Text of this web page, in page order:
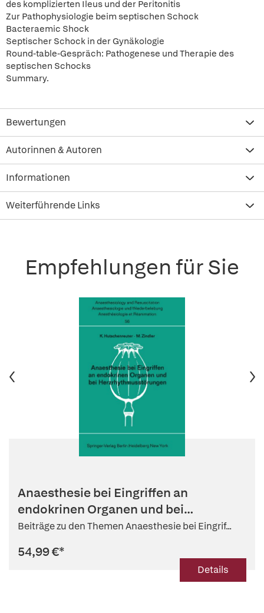
des komplizierten Ileus und der Peritonitis
Zur Pathophysiologie beim septischen Schock
Bacteraemic Shock
Septischer Schock in der Gynäkologie
Round-table-Gespräch: Pathogenese und Therapie des
septischen Schocks
Summary.
Bewertungen
Autorinnen & Autoren
Informationen
Weiterführende Links
Empfehlungen für Sie
Anaesthesie bei Eingriffen an
endokrinen Organen und bei
Herzrhythm...
Beiträge zu den Themen Anaesthesie bei Eingrif...
54,99 €*
Details